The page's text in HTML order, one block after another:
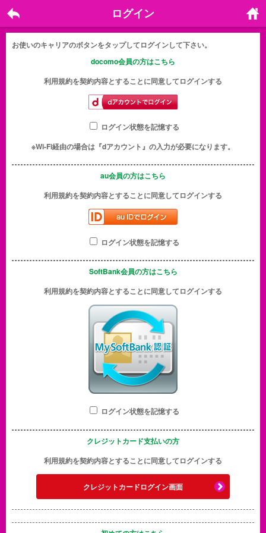
ログイン
戻る ホーム
お使いのキャリアのボタンをタップしてログインして下さい。
docomo会員の方はこちら
利用規約を契約内容とすることに同意してログインする
ログイン状態を記憶する
※Wi-Fi経由の場合は『dアカウント』の入力が必要になります。
au会員の方はこちら
利用規約を契約内容とすることに同意してログインする
ログイン状態を記憶する
SoftBank会員の方はこちら
利用規約を契約内容とすることに同意してログインする
ログイン状態を記憶する
クレジットカード支払いの方
利用規約を契約内容とすることに同意してログインする
クレジットカードログイン画面